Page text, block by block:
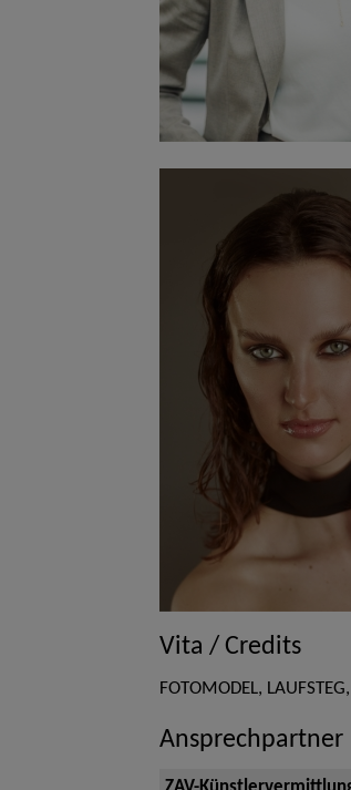
Vita / Credits
FOTOMODEL,
Ansprechpartner